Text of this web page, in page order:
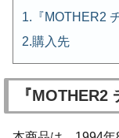
『MOTHER2
購入先
『